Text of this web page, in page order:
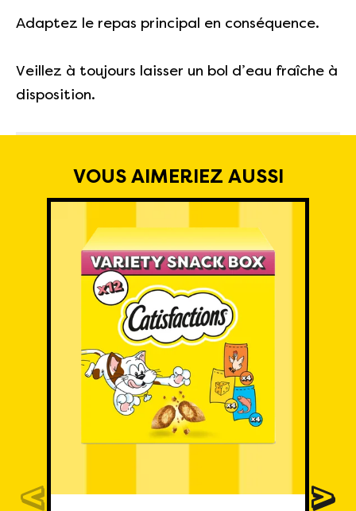
Adaptez le repas principal en conséquence.
Veillez à toujours laisser un bol d’eau fraîche à
disposition.
VOUS AIMERIEZ AUSSI